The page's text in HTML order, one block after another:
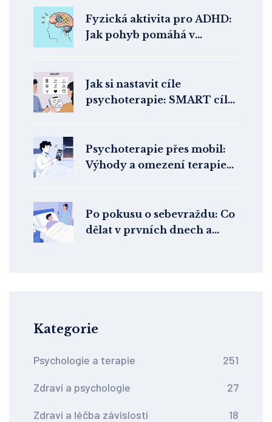
Fyzická aktivita pro ADHD:
Jak pohyb pomáhá v
Jak si nastavit cíle
psychoterapie: SMART cíle
Psychoterapie přes mobil:
Výhody a omezení terapie
Po pokusu o sebevraždu: Co
dělat v prvních dnech a
Kategorie
Psychologie a terapie 251
Zdraví a psychologie 27
Zdraví a léčba závislostí 18